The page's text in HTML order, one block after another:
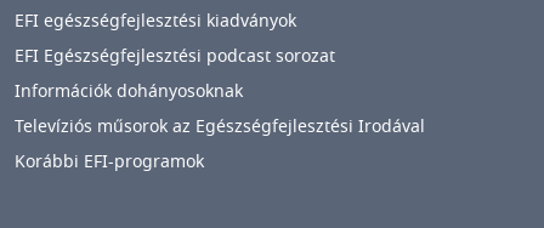
EFI egészségfejlesztési kiadványok
EFI Egészségfejlesztési podcast sorozat
Információk dohányosoknak
Televíziós műsorok az Egészségfejlesztési Irodával
Korábbi EFI-programok